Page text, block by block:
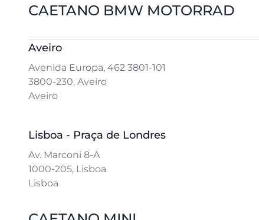
CAETANO BMW MOTORRAD
Aveiro
Avenida Europa, 462 3801-101
3800-230, Aveiro
Aveiro
Lisboa - Praça de Londres
Av. Marconi 8-A
1000-205, Lisboa
Lisboa